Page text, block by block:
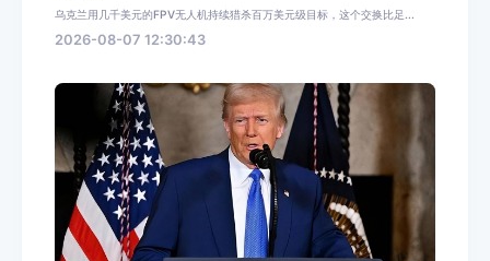
乌克兰用几千美元的FPV无人机持续猎杀百万美元级目标，这个交换比足...
2026-08-07 12:30:43